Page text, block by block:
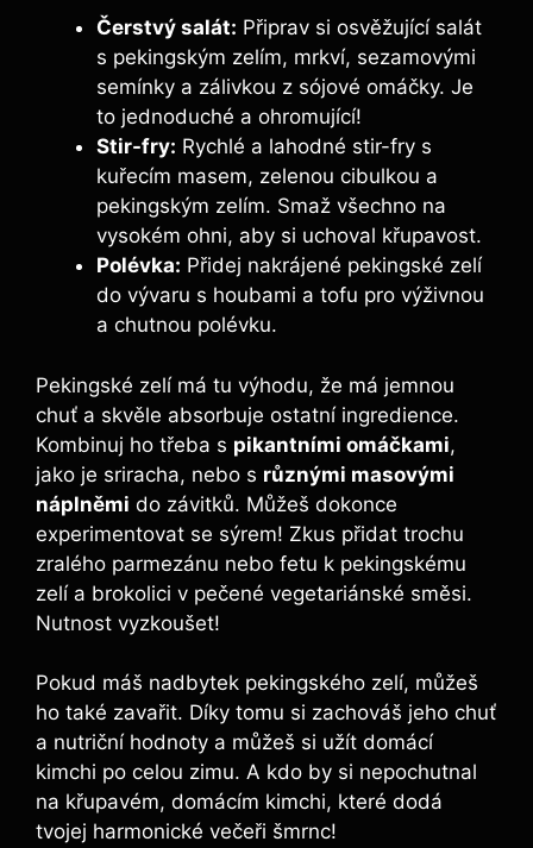
Čerstvý salát: Připrav si osvěžující salát
s pekingským zelím, mrkví, sezamovými
semínky a zálivkou z sójové omáčky. Je
to jednoduché a ohromující!
Stir-fry: Rychlé a lahodné stir-fry s
kuřecím masem, zelenou cibulkou a
pekingským zelím. Smaž všechno na
vysokém ohni, aby si uchoval křupavost.
Polévka: Přidej nakrájené pekingské zelí
do vývaru s houbami a tofu pro výživnou
a chutnou polévku.
Pekingské zelí má tu výhodu, že má jemnou
chuť a skvěle absorbuje ostatní ingredience.
Kombinuj ho třeba s pikantními omáčkami,
jako je sriracha, nebo s různými masovými
náplněmi do závitků. Můžeš dokonce
experimentovat se sýrem! Zkus přidat trochu
zralého parmezánu nebo fetu k pekingskému
zelí a brokolici v pečené vegetariánské směsi.
Nutnost vyzkoušet!
Pokud máš nadbytek pekingského zelí, můžeš
ho také zavařit. Díky tomu si zachováš jeho chuť
a nutriční hodnoty a můžeš si užít domácí
kimchi po celou zimu. A kdo by si nepochutnal
na křupavém, domácím kimchi, které dodá
tvojej harmonické večeři šmrnc!